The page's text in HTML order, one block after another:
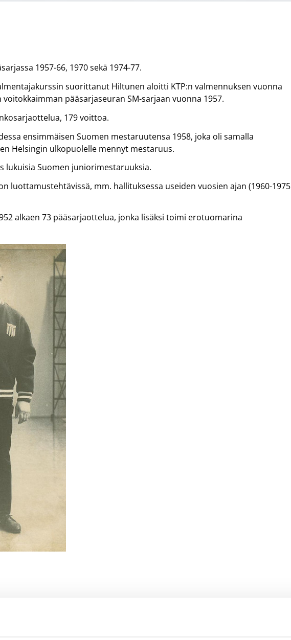
1957-66, 1970 sekä 1974-77.
suorittanut Hiltunen aloitti KTP:n valmennuksen vuonna
pääsarjaseuran SM-sarjaan vuonna 1957.
179 voittoa.
ensimmäisen Suomen mestaruutensa 1958, joka oli samalla
Helsingin ulkopuolelle mennyt mestaruus.
lukuisia Suomen juniorimestaruuksia.
luottamustehtävissä, mm. hallituksessa useiden vuosien ajan (1960-1975
alkaen 73 pääsarjaottelua, jonka lisäksi toimi erotuomarina